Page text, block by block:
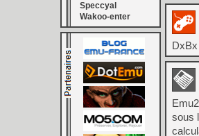
Speccyal
Wakoo-enter
sous